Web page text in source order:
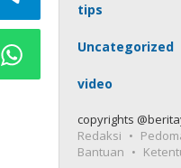
tips
Uncategorized
video
copyrights
Redaksi
Bantuan